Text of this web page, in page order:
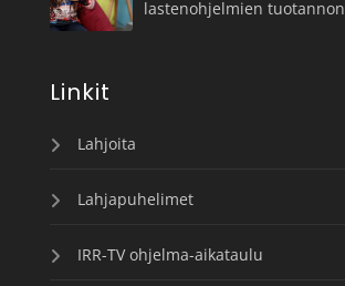
lastenohjelmien tuotannon
Linkit
Lahjoita
Lahjapuhelimet
IRR-TV ohjelma-aikataulu